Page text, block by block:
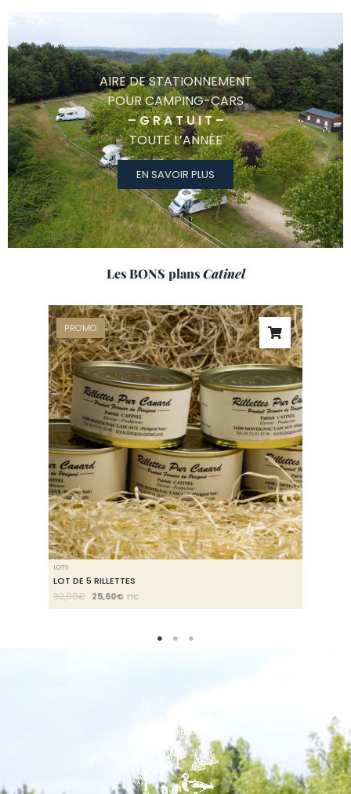
AIRE DE STATIONNEMENT
POUR CAMPING-CARS
– G R A T U I T –
TOUTE L’ANNÉE
EN SAVOIR PLUS
Les BONS plansCatinel
PROMO
LOTS
LOT DE 5 RILLETTES
32,00€ 25,60€ TTC